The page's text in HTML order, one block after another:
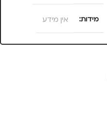
מידות אין מידע
צבע ורוד